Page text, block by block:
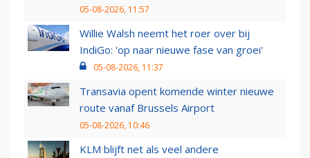
05-08-2026, 11:57
Willie Walsh neemt het roer over bij
IndiGo: 'op naar nieuwe fase van groei'
05-08-2026, 11:37
Transavia opent komende winter nieuwe
route vanaf Brussels Airport
05-08-2026, 10:46
KLM blijft net als veel andere